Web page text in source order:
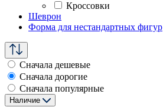
Кроссовки
Шеврон
Форма для нестандартных фигур
Сначала дешевые
Сначала дорогие
Сначала популярные
Наличие